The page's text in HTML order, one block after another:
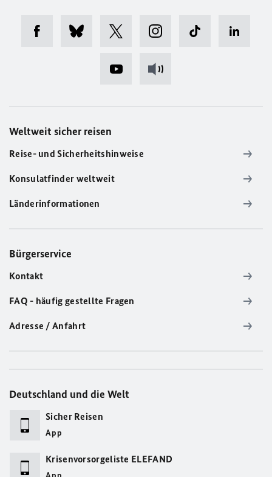
Weltweit sicher reisen
Reise- und Sicherheitshinweise
Konsulatfinder weltweit
Länderinformationen
Bürgerservice
Kontakt
FAQ - häufig gestellte Fragen
Adresse / Anfahrt
Deutschland und die Welt
Sicher Reisen
App
Krisenvorsorgeliste ELEFAND